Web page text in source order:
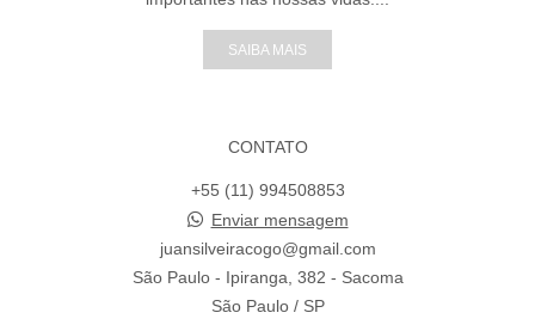
SAIBA MAIS
CONTATO
+55 (11) 994508853
Enviar mensagem
juansilveiracogo@gmail.com
São Paulo - Ipiranga, 382 - Sacoma
São Paulo / SP